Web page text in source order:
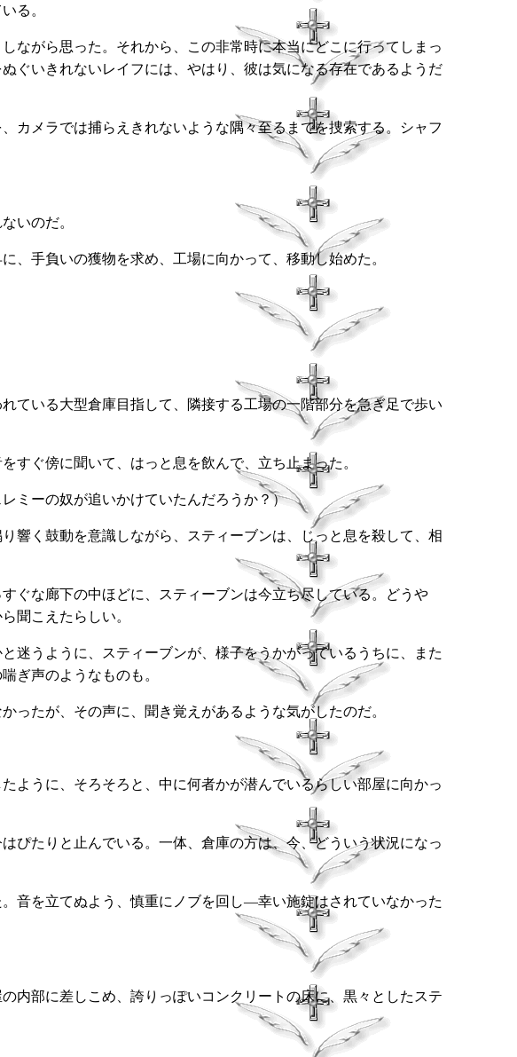
る。
ながら思った。それから、この非常時に本当にどこに行ってしまっ
ぐいきれないレイフには、やはり、彼は気になる存在であるようだ
カメラでは捕らえきれないような隅々至るまでを捜索する。シャフ
いのだ。
、手負いの獲物を求め、工場に向かって、移動し始めた。
ている大型倉庫目指して、隣接する工場の一階部分を急ぎ足で歩い
すぐ傍に聞いて、はっと息を飲んで、立ち止まった。
ミーの奴が追いかけていたんだろうか？）
響く鼓動を意識しながら、スティーブンは、じっと息を殺して、相
ぐな廊下の中ほどに、スティーブンは今立ち尽している。どうや
聞こえたらしい。
迷うように、スティーブンが、様子をうかがっているうちに、また
ぎ声のようなものも。
ったが、その声に、聞き覚えがあるような気がしたのだ。
ように、そろそろと、中に何者かが潜んでいるらしい部屋に向かっ
ぴたりと止んでいる。一体、倉庫の方は、今、どういう状況になっ
音を立てぬよう、慎重にノブを回し―幸い施錠はされていなかった
内部に差しこめ、誇りっぽいコンクリートの床に、黒々としたステ